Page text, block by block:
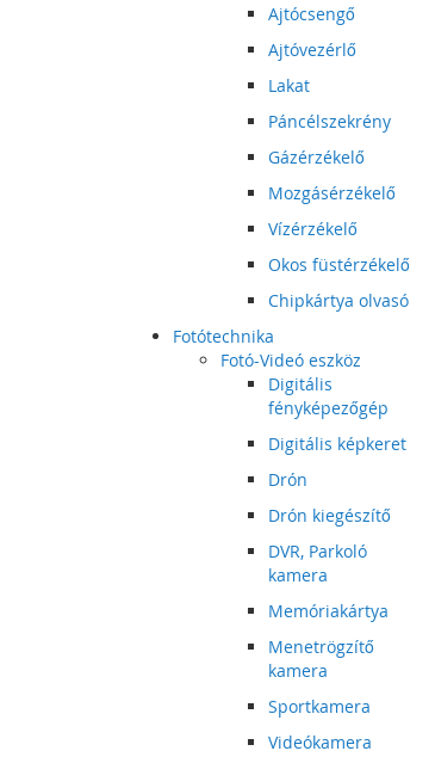
Ajtócsengő
Ajtóvezérlő
Lakat
Páncélszekrény
Gázérzékelő
Mozgásérzékelő
Vízérzékelő
Okos füstérzékelő
Chipkártya olvasó
Fotótechnika
Fotó-Videó eszköz
Digitális
fényképezőgép
Digitális képkeret
Drón
Drón kiegészítő
DVR, Parkoló
kamera
Memóriakártya
Menetrögzítő
kamera
Sportkamera
Videókamera